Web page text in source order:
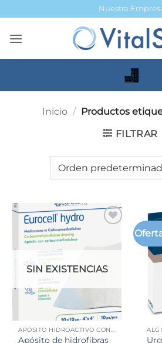
al
contenido
Nuestra
Inicio / Productos
FILTRAR
SIN EXISTENCIAS
APÓSITO HIDROACTIVO CON CARBOXIMETILCELULOSA (CMC)
Apósito de hidrofibras